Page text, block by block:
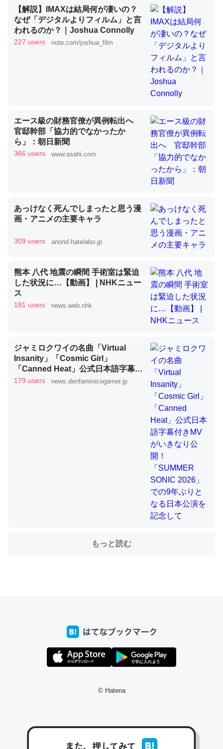
くらい。小説でいう「ずっと前の伏線」は回収されないけ
ど、短期記憶というには多い分量。進化すればするほど分
かりやすく強くなりそう
昆虫ってカルシウム少ないのか。知らんかった。調べたら
コオロギのカルシウム分はエビの600分の1程度。
─ニュース :: 【研究発表】昆虫学の大問題＝「昆虫はなぜ海にいな
いのか」に関する新仮説
論文では「淡水はカルシウムも酸素も不足してて両方に不
利だから両方が拮抗してるのでは」とあって面白い。海に
いる鋏角類（カブトガニ・ウミグモ）はカルシウムを使わ
ずキチンを強化してる筈だが、酵素が違うのか？
いのか」に関する新仮説
類は苦労してるんだな…。腹足類だと殻を無くしてナメク
ジになったり努力してるし。
─ニュース :: 【研究発表】昆虫学の大問題＝「昆虫はなぜ海にいな
いのか」に関する新仮説
ウチもEchoを実家に置いて４年。でたまに覗いてる。ぼ
ちぼちRingも置こうかと画策中。あと、Googleマップで
位置情報を共有してる。電池残量や充電中かが分かるので
─たまにLINEするくらいだった遠方の父67歳と僕。ITツール導入で
コミュニケーションが劇的に変化した｜tayorini by LIFULL介護
コミュニケーションが劇的に変化した｜tayorini by LIFULL介護
私も3年前ぐらいに祖母の家に設置した。ポケットWifiみ
https://toyoshi.hatenablog.com/entry/2019/05/15/1805
【解説】IMAXは結局何が凄いの？
なぜ「デジタルよりフィルム」と言
われるのか？｜Joshua Connolly
227 users note.com/joshua_film
エース級の財務官僚が異例転出へ
官邸幹部「協力的でなかったか
ら」：朝日新聞
366 users www.asahi.com
あっけなく死んでしまったと思う漫
画・アニメの主要キャラ
309 users anond.hatelabo.jp
熊本 八代 地震の瞬間 手術室は緊迫
した状況に…【動画】 | NHKニュー
ス
181 users news.web.nhk
ジャミロクワイの名曲「Virtual
Insanity」「Cosmic Girl」
「Canned Heat」公式日本語字幕付
きMVがいきなり公開！「SUMMER
179 users news.denfaminicogamer.jp
もっと読む
© Hatena